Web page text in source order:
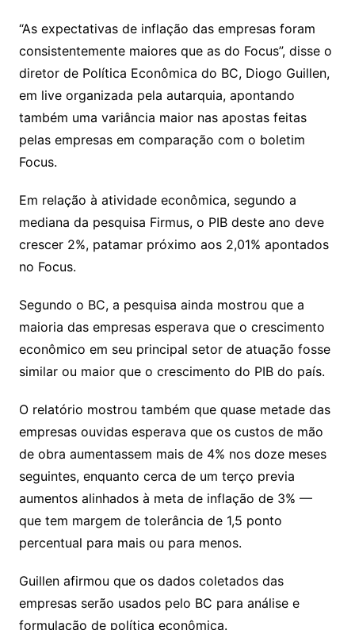
“As expectativas de inflação das empresas foram
consistentemente maiores que as do Focus”, disse o
diretor de Política Econômica do BC, Diogo Guillen,
em live organizada pela autarquia, apontando
também uma variância maior nas apostas feitas
pelas empresas em comparação com o boletim
Focus.
Em relação à atividade econômica, segundo a
mediana da pesquisa Firmus, o PIB deste ano deve
crescer 2%, patamar próximo aos 2,01% apontados
no Focus.
Segundo o BC, a pesquisa ainda mostrou que a
maioria das empresas esperava que o crescimento
econômico em seu principal setor de atuação fosse
similar ou maior que o crescimento do PIB do país.
O relatório mostrou também que quase metade das
empresas ouvidas esperava que os custos de mão
de obra aumentassem mais de 4% nos doze meses
seguintes, enquanto cerca de um terço previa
aumentos alinhados à meta de inflação de 3% —
que tem margem de tolerância de 1,5 ponto
percentual para mais ou para menos.
Guillen afirmou que os dados coletados das
empresas serão usados pelo BC para análise e
formulação de política econômica.